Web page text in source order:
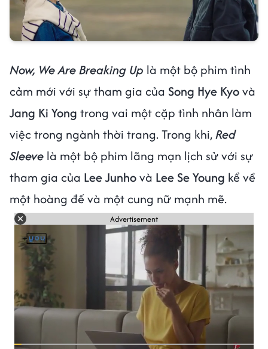
Now, We Are Breaking Up là một bộ phim tình
cảm mới với sự tham gia của Song Hye Kyovà
Jang Ki Yong trong vai một cặp tình nhân làm
việc trong ngành thời trang. Trong khi,Red
Sleeve là một bộ phim lãng mạn lịch sử với sự
tham gia của Lee Junhovà Lee Se Young kể về
một hoàng đế và một cung nữ mạnh mẽ.
Advertisement